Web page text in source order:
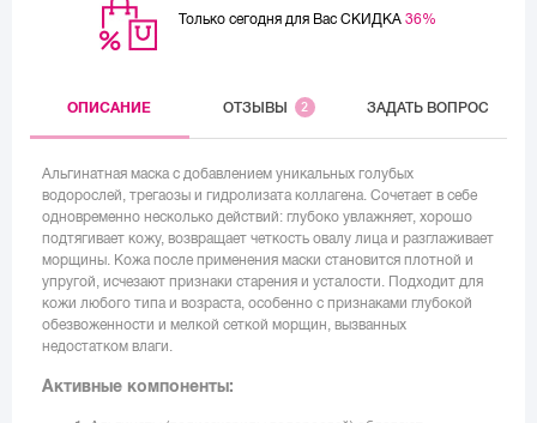
Только сегодня для Вас СКИДКА 36%
ОПИСАНИЕ ОТЗЫВЫ 2 ЗАДАТЬ ВОПРОС
Альгинатная маска с добавлением уникальных голубых
водорослей, трегаозы и гидролизата коллагена. Сочетает в себе
одновременно несколько действий: глубоко увлажняет, хорошо
подтягивает кожу, возвращает четкость овалу лица и разглаживает
морщины. Кожа после применения маски становится плотной и
упругой, исчезают признаки старения и усталости. Подходит для
кожи любого типа и возраста, особенно с признаками глубокой
обезвоженности и мелкой сеткой морщин, вызванных
недостатком влаги.
Активные компоненты: